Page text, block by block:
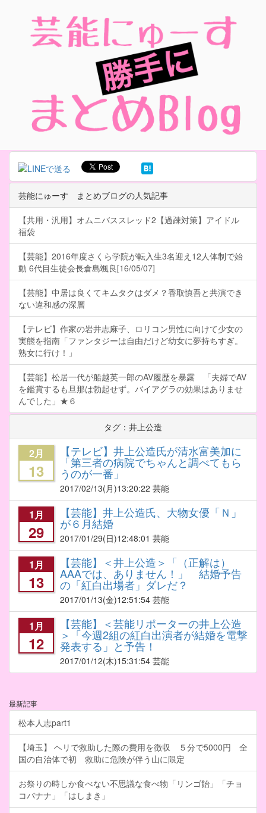
芸能にゅーす まとめブログの人気記事
【共用・汎用】オムニバススレッド2【過疎対策】アイドル
福袋
【芸能】2016年度さくら学院が転入生3名迎え12人体制で始
動 6代目生徒会長倉島颯良[16/05/07]
【芸能】中居は良くてキムタクはダメ？香取慎吾と共演でき
ない違和感の深層
【テレビ】作家の岩井志麻子、ロリコン男性に向けて少女の
実態を指南「ファンタジーは自由だけど幼女に夢持ちすぎ。
熟女に行け！」
【芸能】松居一代が船越英一郎のAV履歴を暴露 「夫婦でAV
を鑑賞するも旦那は勃起せず。バイアグラの効果はありませ
んでした」★６
タグ：井上公造
2月
13
【テレビ】井上公造氏が清水富美加に
「第三者の病院でちゃんと調べてもら
うのが一番」
2017/02/13(月)13:20:22 芸能
1月
29
【芸能】井上公造氏、大物女優「Ｎ」
が６月結婚
2017/01/29(日)12:48:01 芸能
1月
13
【芸能】＜井上公造＞「（正解は）
AAAでは、ありません！」 結婚予告
の「紅白出場者」ダレだ？
2017/01/13(金)12:51:54 芸能
1月
12
【芸能】＜芸能リポーターの井上公造
＞「今週2組の紅白出演者が結婚を電撃
発表する」と予告！
2017/01/12(木)15:31:54 芸能
最新記事
松本人志part1
【埼玉】 ヘリで救助した際の費用を徴収 ５分で5000円 全
国の自治体で初 救助に危険が伴う山に限定
お祭りの時しか食べない不思議な食べ物「リンゴ飴」「チョ
コバナナ」「はしまき」